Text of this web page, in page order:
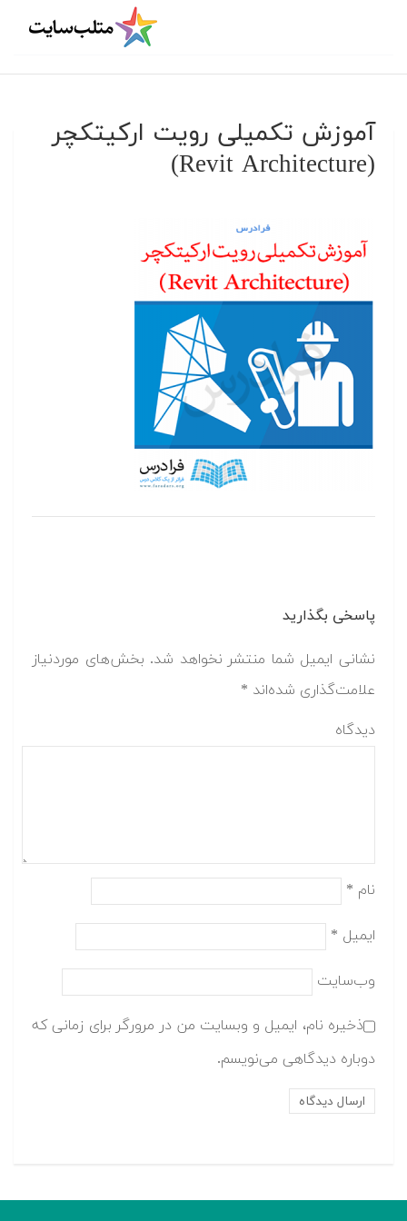
آموزش تکمیلی رویت ارکیتکچر
(Revit Architecture)
پاسخی بگذارید
نشانی ایمیل شما منتشر نخواهد شد. بخش‌های موردنیاز
علامت‌گذاری شده‌اند *
دیدگاه
نام *
ایمیل *
وب‌سایت
ذخیره نام، ایمیل و وبسایت من در مرورگر برای زمانی که
دوباره دیدگاهی می‌نویسم.